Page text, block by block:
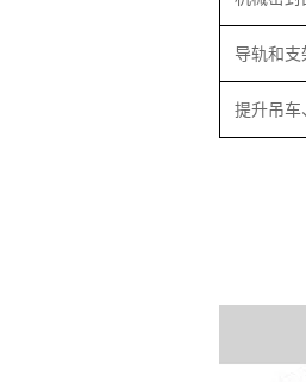
导轨和支
提升吊车